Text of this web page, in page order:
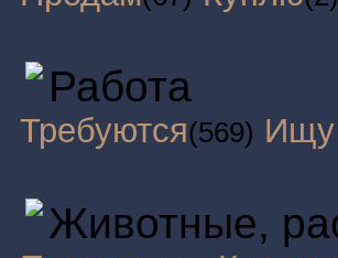
Работа
Требуются(569) Ищу
Животные,